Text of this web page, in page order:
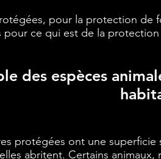
pour la protection de
ce qui est de la
des espèces
protégées ont une
abritent. Certains